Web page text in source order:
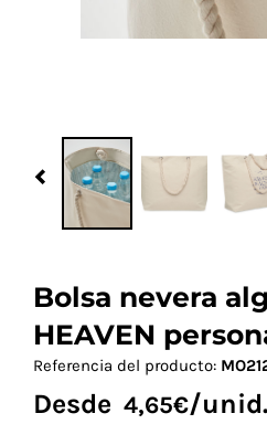
Fabricación
Previous
Bolsa nevera
HEAVEN
Referencia del producto:
Desde 4,65€/unid.